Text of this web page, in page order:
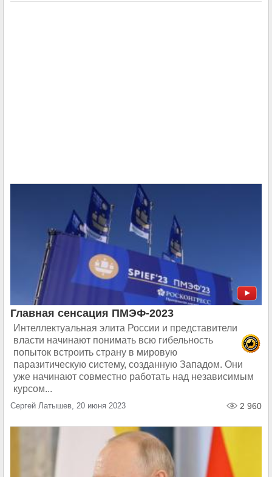
Главная сенсация ПМЭФ-2023
Интеллектуальная элита России и представители
власти начинают понимать всю гибельность
попыток встроить страну в мировую
паразитическую систему, созданную Западом. Они
уже начинают совместно работать над независимым
курсом...
Сергей Латышев, 20 июня 2023 2 960